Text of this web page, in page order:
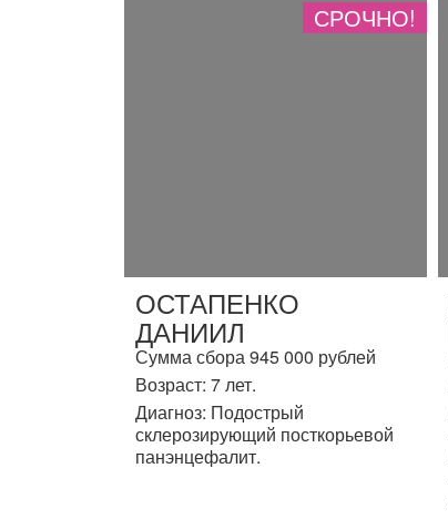
СРОЧНО!
ОСТАПЕНКО
ДАНИИЛ
Сумма сбора 945 000 рублей
Возраст: 7 лет.
Диагноз: Подострый
склерозирующий посткорьевой
панэнцефалит.